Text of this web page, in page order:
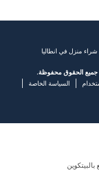
شراء منزل في انطاليا
السياسة الخاصة